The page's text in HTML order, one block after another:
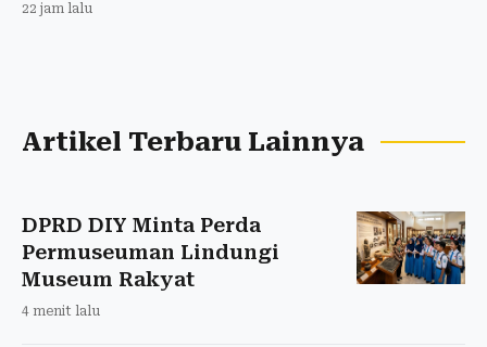
22 jam lalu
Artikel Terbaru Lainnya
DPRD DIY Minta Perda
Permuseuman Lindungi
Museum Rakyat
4 menit lalu